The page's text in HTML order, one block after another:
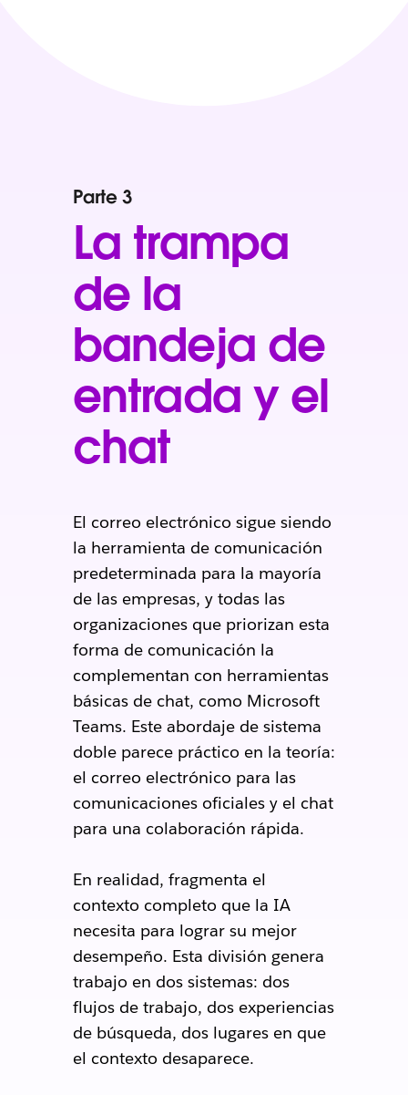
Parte 3
La trampa
de la
bandeja de
entrada y el
chat
El correo electrónico sigue siendo
la herramienta de comunicación
predeterminada para la mayoría
de las empresas, y todas las
organizaciones que priorizan esta
forma de comunicación la
complementan con herramientas
básicas de chat, como Microsoft
Teams. Este abordaje de sistema
doble parece práctico en la teoría:
el correo electrónico para las
comunicaciones oficiales y el chat
para una colaboración rápida.
En realidad, fragmenta el
contexto completo que la IA
necesita para lograr su mejor
desempeño. Esta división genera
trabajo en dos sistemas: dos
flujos de trabajo, dos experiencias
de búsqueda, dos lugares en que
el contexto desaparece.